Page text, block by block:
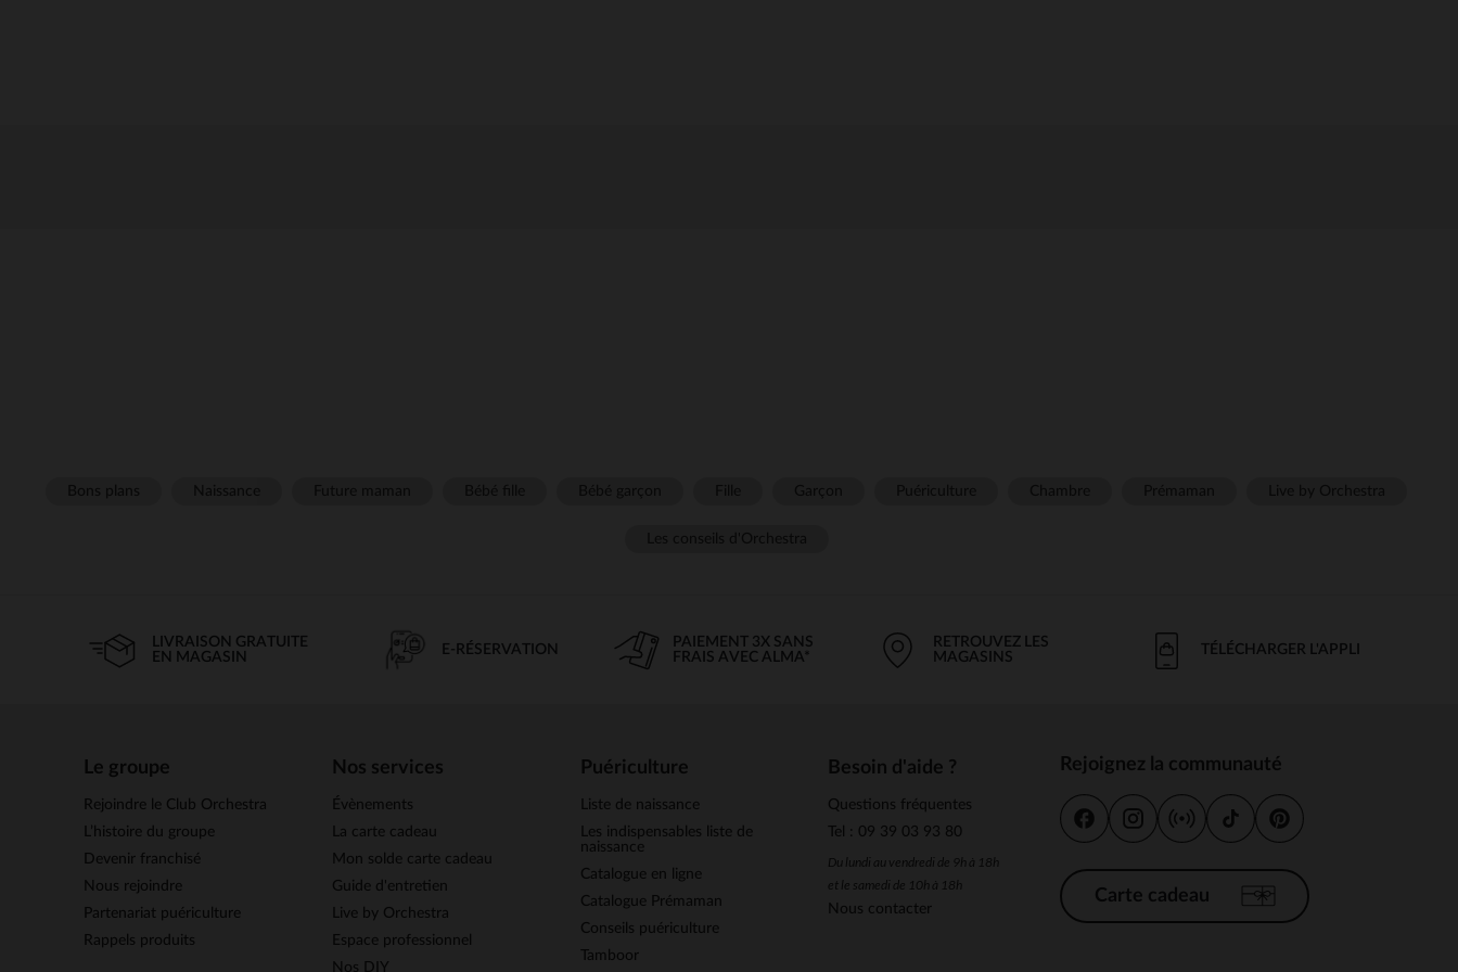
LIVRAISON GRATUITE
EN MAGASIN
E-RÉSERVATION
PAIEMENT 3X SANS
FRAIS AVEC ALMA*
RETROUVEZ LES
MAGASINS
TÉLÉCHARGER L'APPLI
Le groupe
Rejoindre le Club Orchestra
L’histoire du groupe
Devenir franchisé
Nous rejoindre
Partenariat puériculture
Rappels produits
Nos services
Évènements
La carte cadeau
Mon solde carte cadeau
Guide d'entretien
Live by Orchestra
Espace professionnel
Nos DIY
Puériculture
Liste de naissance
Les indispensables liste de
naissance
Catalogue en ligne
Catalogue Prémaman
Conseils puériculture
Tamboor
Besoin d'aide ?
Questions fréquentes
Tel : 09 39 03 93 80
Du lundi au vendredi de 9h à 18h
et le samedi de 10h à 18h
Nous contacter
Rejoignez la communauté
Carte cadeau